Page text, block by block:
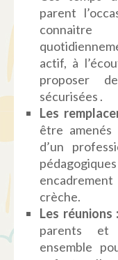
parent
actif, à
proposer
sécurisées .
Les
être amenés
d’un
crèche.
Les réunions :
parents et
ensemble